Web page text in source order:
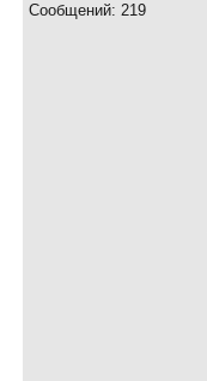
Сообщений: 219